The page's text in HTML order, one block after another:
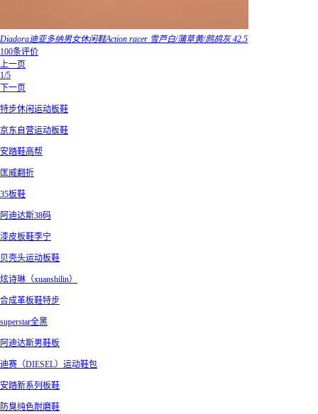
Diadora迪亚多纳男女休闲鞋Action racer 雪芦白/蒲草黄/鹧鸪灰 42.5
100条评价
上一页
1/5
下一页
特步休闲运动板鞋
京东自营运动板鞋
安踏鞋高帮
匡威翻折
35板鞋
阿迪达斯38码
漆皮板鞋李宁
贝壳头运动板鞋
炫诗琳（xuanshilin）
合成革板鞋特步
superstar全黑
阿迪达斯男鞋板
迪赛（DIESEL）运动鞋包
安踏新系列板鞋
防臭纯色耐磨鞋